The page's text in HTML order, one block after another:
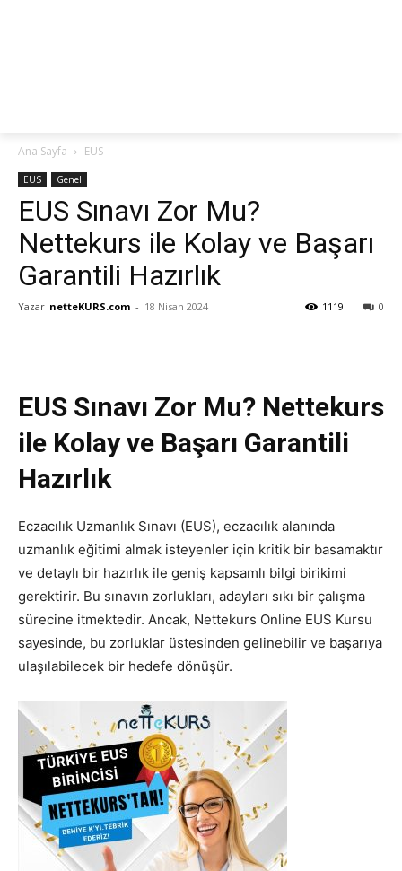
Ana Sayfa EUS
EUS Genel
EUS Sınavı Zor Mu?
Nettekurs ile Kolay ve Başarı
Garantili Hazırlık
Yazar netteKURS.com - 18 Nisan 2024 0
1119
EUS Sınavı Zor Mu? Nettekurs
ile Kolay ve Başarı Garantili
Hazırlık
Eczacılık Uzmanlık Sınavı (EUS), eczacılık alanında
uzmanlık eğitimi almak isteyenler için kritik bir basamaktır
ve detaylı bir hazırlık ile geniş kapsamlı bilgi birikimi
gerektirir. Bu sınavın zorlukları, adayları sıkı bir çalışma
sürecine itmektedir. Ancak, Nettekurs Online EUS Kursu
sayesinde, bu zorluklar üstesinden gelinebilir ve başarıya
ulaşılabilecek bir hedefe dönüşür.